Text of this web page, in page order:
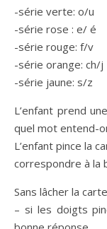
-série verte: o/u
-série rose : e/ é
-série rouge: f/v
-série orange: ch/j
-série jaune: s/z
L’enfant prend
quel mot entend-
L’enfant pince la
correspondre à la
Sans lâcher la
– si les doigts